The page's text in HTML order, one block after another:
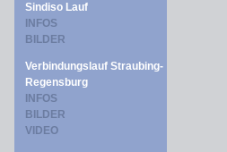
Sindiso Lauf
INFOS
BILDER
Verbindungslauf Straubing-
Regensburg
INFOS
BILDER
VIDEO